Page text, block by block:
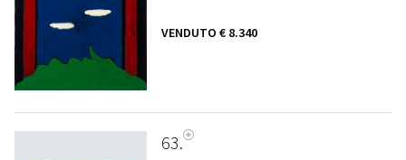
VENDUTO € 8.340
63